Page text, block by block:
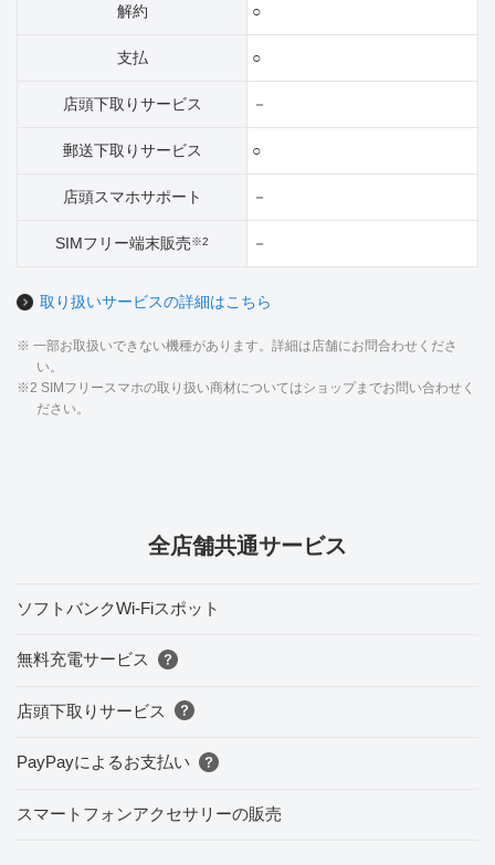
解約 ○
支払 ○
店頭下取りサービス －
郵送下取りサービス ○
店頭スマホサポート －
SIMフリー端末販売※2 －
取り扱いサービスの詳細はこちら
※ 一部お取扱いできない機種があります。詳細は店舗にお問合わせくださ
い。
※2 SIMフリースマホの取り扱い商材についてはショップまでお問い合わせく
ださい。
全店舗共通サービス
ソフトバンクWi-Fiスポット
無料充電サービス
店頭下取りサービス
PayPayによるお支払い
スマートフォンアクセサリーの販売